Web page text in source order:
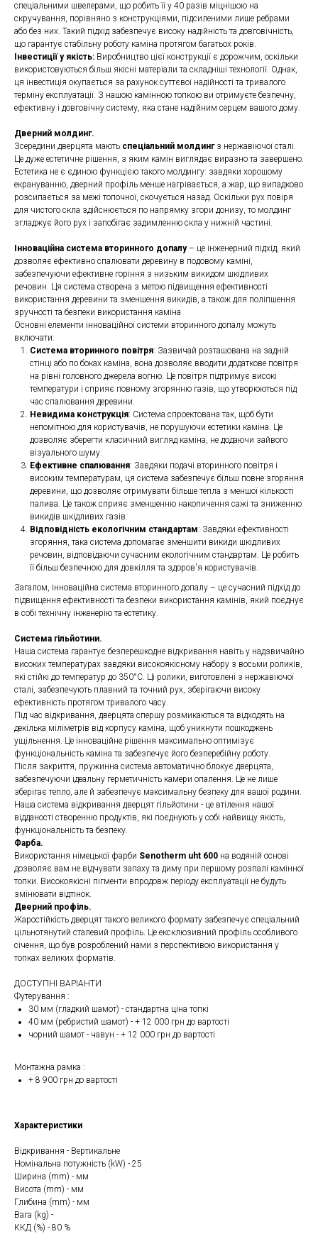
спеціальними швелерами, що робить її у 40 разів міцнішою на
скручування, порівняно з конструкціями, підсиленими лише ребрами
або без них. Такий підхід забезпечує високу надійність та довговічність,
що гарантує стабільну роботу каміна протягом багатьох років.
Інвестиції у якість: Виробництво цієї конструкції є дорожчим, оскільки
використовуються більш якісні матеріали та складніші технології. Однак,
ця інвестиція окупається за рахунок суттєвої надійності та тривалого
терміну експлуатації. З нашою камінною топкою ви отримуєте безпечну,
ефективну і довговічну систему, яка стане надійним серцем вашого дому.
Дверний молдинг.
Зсередини дверцята мають спеціальний молдинг з нержавіючої сталі.
Це дуже естетичне рішення, з яким камін виглядає виразно та завершено.
Естетика не є єдиною функцією такого молдингу: завдяки хорошому
екрануванню, дверний профіль менше нагрівається, а жар, що випадково
розсипається за межі топочної, скочується назад. Оскільки рух повіря
для чистого скла здійснюється по напрямку згори донизу, то молдинг
згладжує його рух і запобігає задимленню скла у нижній частині.
Інноваційна система вторинного допалу– це інженерний підхід, який
дозволяє ефективно спалювати деревину в подовому каміні,
забезпечуючи ефективне горіння з низьким викидом шкідливих
речовин. Ця система створена з метою підвищення ефективності
використання деревини та зменшення викидів, а також для поліпшення
зручності та безпеки використання каміна.
Основні елементи інноваційної системи вторинного допалу можуть
включати:
Система вторинного повітря: Зазвичай розташована на задній
стінці або по боках каміна, вона дозволяє вводити додаткове повітря
на рівні головного джерела вогню. Це повітря підтримує високі
температури і сприяє повному згорянню газів, що утворюються під
час спалювання деревини.
Невидима конструкція: Система спроектована так, щоб бути
непомітною для користувачів, не порушуючи естетики каміна. Це
дозволяє зберегти класичний вигляд каміна, не додаючи зайвого
візуального шуму.
Ефективне спалювання: Завдяки подачі вторинного повітря і
високим температурам, ця система забезпечує більш повне згоряння
деревини, що дозволяє отримувати більше тепла з меншої кількості
палива. Це також сприяє зменшенню накопичення сажі та зниженню
викидів шкідливих газів.
Відповідність екологічним стандартам: Завдяки ефективності
згоряння, така система допомагає зменшити викиди шкідливих
речовин, відповідаючи сучасним екологічним стандартам. Це робить
її більш безпечною для довкілля та здоров'я користувачів.
Загалом, інноваційна система вторинного допалу – це сучасний підхід до
підвищення ефективності та безпеки використання камінів, який поєднує
в собі технічну інженерію та естетику.
Система гільйотини.
Наша система гарантує безперешкодне відкривання навіть у надзвичайно
високих температурах завдяки високоякісному набору з восьми роликів,
які стійкі до температур до 350°C. Ці ролики, виготовлені з нержавіючої
сталі, забезпечують плавний та точний рух, зберігаючи високу
ефективність протягом тривалого часу.
Під час відкривання, дверцята спершу розмикаються та відходять на
декілька міліметрів від корпусу каміна, щоб уникнути пошкоджень
ущільнення. Це інноваційне рішення максимально оптимізує
функціональність каміна та забезпечує його безперебійну роботу.
Після закриття, пружинна система автоматично блокує дверцята,
забезпечуючи ідеальну герметичність камери опалення. Це не лише
зберігає тепло, але й забезпечує максимальну безпеку для вашої родини.
Наша система відкривання дверцят гільйотини - це втілення нашої
відданості створенню продуктів, які поєднують у собі найвищу якість,
функціональність та безпеку.
Фарба.
Використання німецької фарби Senotherm uht 600 на водяній основі
дозволяє вам не відчувати запаху та диму при першому розпалі камінної
топки. Високоякісні пігменти впродовж періоду експлуатації не будуть
змінювати відтінок.
Дверний профіль.
Жаростійкість дверцят такого великого формату забезпечує спеціальний
цільнотянутий сталевий профіль. Це ексклюзивний профіль особливого
січення, що був розроблений нами з перспективою використання у
топках великих форматів.
ДОСТУПНІ ВАРІАНТИ
Футерування :
30 мм (гладкий шамот) - стандартна ціна топкі
40 мм (ребристий шамот) - + 12 000 грн до вартості
чорний шамот - чавун - + 12 000 грн до вартості
Монтажна рамка :
+ 8 900 грн до вартості
Характеристики
Відкривання - Вертикальне
Номінальна потужність (kW) - 25
Ширина (mm) - мм
Висота (mm) - мм
Глибина (mm) - мм
Вага (kg) -
ККД (%) - 80 %